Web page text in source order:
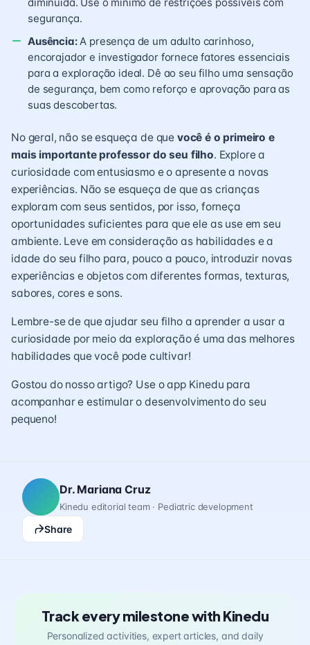
diminuída. Use o mínimo de restrições possíveis com
segurança.
Ausência:A presença de um adulto carinhoso,
encorajador e investigador fornece fatores essenciais
para a exploração ideal. Dê ao seu filho uma sensação
de segurança, bem como reforço e aprovação para as
suas descobertas.
No geral, não se esqueça de que você é o primeiro e
mais importante professor do seu filho. Explore a
curiosidade com entusiasmo e o apresente a novas
experiências. Não se esqueça de que as crianças
exploram com seus sentidos, por isso, forneça
oportunidades suficientes para que ele as use em seu
ambiente. Leve em consideração as habilidades e a
idade do seu filho para, pouco a pouco, introduzir novas
experiências e objetos com diferentes formas, texturas,
sabores, cores e sons.
Lembre-se de que ajudar seu filho a aprender a usar a
curiosidade por meio da exploração é uma das melhores
habilidades que você pode cultivar!
Gostou do nosso artigo? Use o app Kinedu para
acompanhar e estimular o desenvolvimento do seu
pequeno!
Dr. Mariana Cruz
Kinedu editorial team · Pediatric development
Share
Track every milestone with Kinedu
Personalized activities, expert articles, and daily